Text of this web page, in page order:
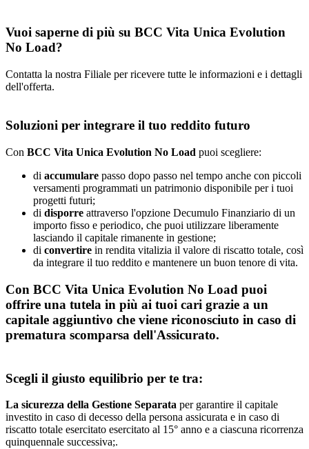
Vuoi saperne di più su BCC Vita Unica Evolution
No Load?
Contatta la nostra Filiale per ricevere tutte le informazioni e i dettagli
dell'offerta.
Soluzioni per integrare il tuo reddito futuro
Con BCC Vita Unica Evolution No Load puoi scegliere:
di accumulare passo dopo passo nel tempo anche con piccoli
versamenti programmati un patrimonio disponibile per i tuoi
progetti futuri;
di disporre attraverso l'opzione Decumulo Finanziario di un
importo fisso e periodico, che puoi utilizzare liberamente
lasciando il capitale rimanente in gestione;
di convertire in rendita vitalizia il valore di riscatto totale, così
da integrare il tuo reddito e mantenere un buon tenore di vita.
Con BCC Vita Unica Evolution No Load puoi
offrire una tutela in più ai tuoi cari grazie a un
capitale aggiuntivo che viene riconosciuto in caso di
prematura scomparsa dell'Assicurato.
Scegli il giusto equilibrio per te tra:
La sicurezza della Gestione Separata per garantire il capitale
investito in caso di decesso della persona assicurata e in caso di
riscatto totale esercitato esercitato al 15° anno e a ciascuna ricorrenza
quinquennale successiva;.